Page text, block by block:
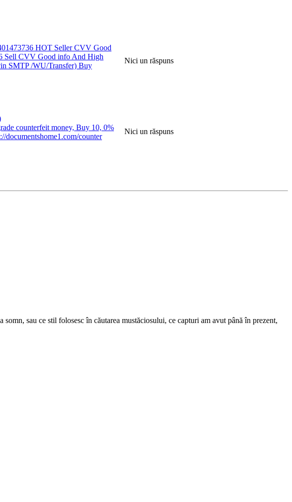
HOT Seller CVV Good
Sell CVV Good info And High
SMTP /WU/Transfer) Buy
Nici un răspuns
counterfeit money, Buy 10, 0%
documentshome1.com/counter
Nici un răspuns
sau ce stil folosesc în căutarea mustăciosului, ce capturi am avut până în prezent,